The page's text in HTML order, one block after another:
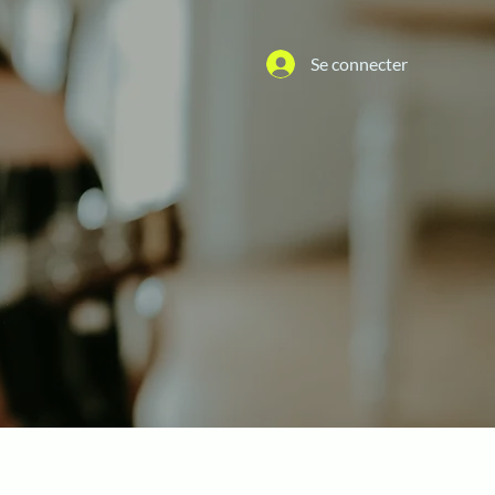
Se connecter